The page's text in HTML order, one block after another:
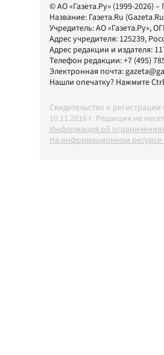
© АО «Газета.Ру» (1999-2026)
Название: Газета.Ru
Учредитель:АО «Газета.Ру»,
Адрес учредителя: 125239,
Адрес редакции и издателя:
Телефон редакции:+7 (495)
Электронная почта:
Нашли опечатку? Нажмите
Свидетельство о
10.11.2016 г. Редакция не
Информация об
На информационном ресурсе